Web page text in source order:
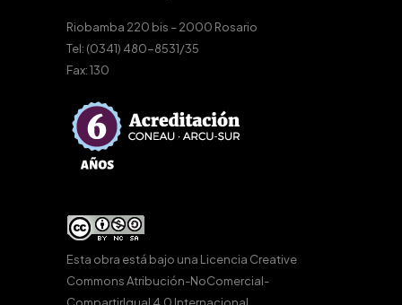
Riobamba 220 bis – 2000 Rosario
Tel: (0341) 480-8531/35
Fax: 130
Esta obra está bajo una Licencia Creative
Commons Atribución-NoComercial-